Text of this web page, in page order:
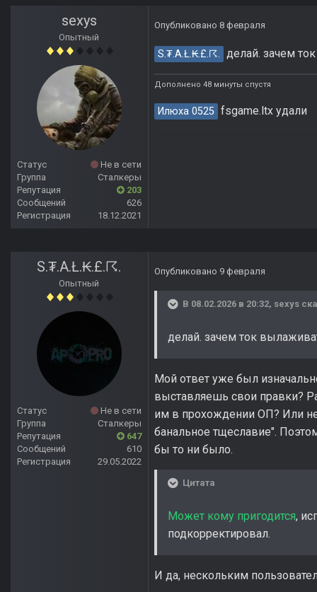
sexys
Опытный
Статус
Не в сети
Группа
Сталкеры
Репутация
203
Сообщений
626
Регистрация
18.12.2021
Опубликовано 8 февраля
S.₮.A.Ł.₭.£.☈. делай. зачем
Дополнено 48 минуты спустя
Илюха 0525 fsgame.ltx удали
S.₮.A.Ł.₭.£.☈.
Опытный
Статус
Не в сети
Группа
Сталкеры
Репутация
647
Сообщений
610
Регистрация
29.05.2022
Опубликовано 9 февраля
В 08.02.2026 в 20:32, sexys
делай. зачем ток
Мой ответ уже был
выставляешь свои правки?
им в прохождении ОП? Или
банальное тщеславие".
бы то ни было.
Цитата
Может кому пригодится,
подкорректировал.
И да, нескольким